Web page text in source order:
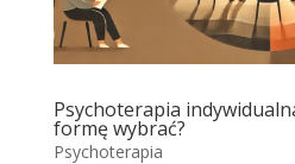
Psychoterapia
formę wybrać?
Psychoterapia